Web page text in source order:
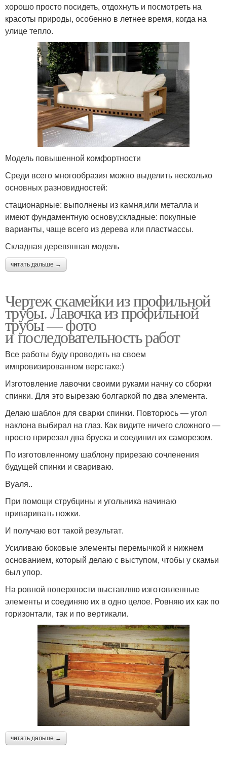
хорошо просто посидеть, отдохнуть и посмотреть на
красоты природы, особенно в летнее время, когда на
улице тепло.
Модель повышенной комфортности
Среди всего многообразия можно выделить несколько
основных разновидностей:
стационарные: выполнены из камня,или металла и
имеют фундаментную основу;складные: покупные
варианты, чаще всего из дерева или пластмассы.
Складная деревянная модель
читать дальше →
Чертеж скамейки из профильной
трубы. Лавочка из профильной
трубы — фото
и последовательность работ
Все работы буду проводить на своем
импровизированном верстаке:)
Изготовление лавочки своими руками начну со сборки
спинки. Для это вырезаю болгаркой по два элемента.
Делаю шаблон для сварки спинки. Повторюсь — угол
наклона выбирал на глаз. Как видите ничего сложного —
просто прирезал два бруска и соединил их саморезом.
По изготовленному шаблону прирезаю сочленения
будущей спинки и свариваю.
Вуаля..
При помощи струбцины и угольника начинаю
приваривать ножки.
И получаю вот такой результат.
Усиливаю боковые элементы перемычкой и нижнем
основанием, который делаю с выступом, чтобы у скамьи
был упор.
На ровной поверхности выставляю изготовленные
элементы и соединяю их в одно целое. Ровняю их как по
горизонтали, так и по вертикали.
читать дальше →